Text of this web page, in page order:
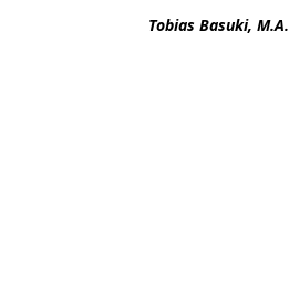
Tobias Basuki, M.A.